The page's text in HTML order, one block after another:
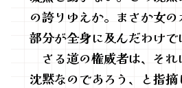
の誇りゆえか。まさか女
部分が全身に及んだわけで
さる道の権威者は、それ
沈黙なのであろう、と指摘